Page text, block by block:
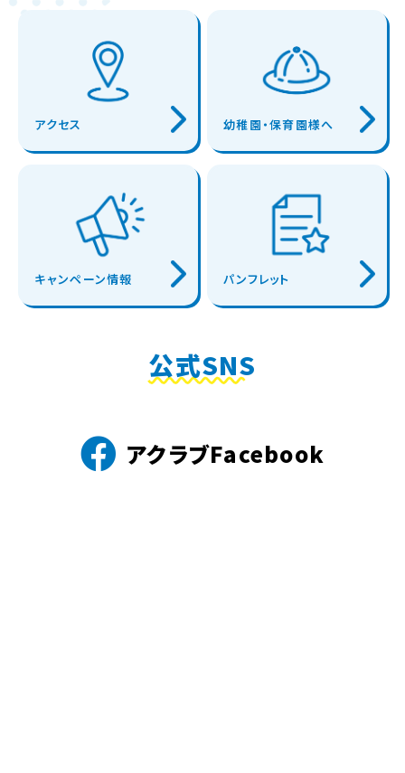
アクセス 幼稚園・保育園様へ
キャンペーン情報 パンフレット
公式SNS
アクラブFacebook